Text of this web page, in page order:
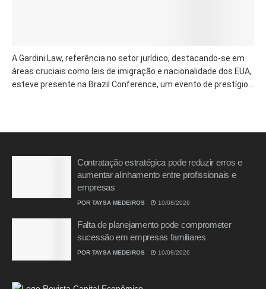
A Gardini Law, referência no setor jurídico, destacando-se em
áreas cruciais como leis de imigração e nacionalidade dos EUA,
esteve presente na Brazil Conference, um evento de prestígio...
Contratação estratégica pode reduzir erros e
aumentar alinhamento entre profissionais e
empresas
POR TAYSA MEDEIROS 10/08/2026
Falta de planejamento pode comprometer
sucessão em empresas familiares
POR TAYSA MEDEIROS 10/08/2026